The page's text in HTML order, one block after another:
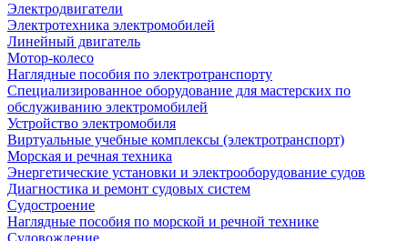
Электродвигатели
Электротехника электромобилей
Линейный двигатель
Мотор-колесо
Наглядные пособия по электротранспорту
Специализированное оборудование для мастерских по
обслуживанию электромобилей
Устройство электромобиля
Виртуальные учебные комплексы (электротранспорт)
Морская и речная техника
Энергетические установки и электрооборудование судов
Диагностика и ремонт судовых систем
Судостроение
Наглядные пособия по морской и речной технике
Судовождение